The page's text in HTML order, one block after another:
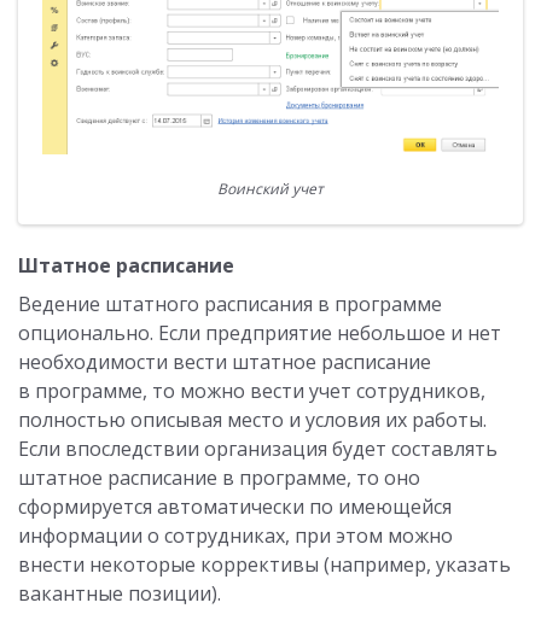
Воинский учет
Штатное расписание
Ведение штатного расписания в программе
опционально. Если предприятие небольшое и нет
необходимости вести штатное расписание
в программе, то можно вести учет сотрудников,
полностью описывая место и условия их работы.
Если впоследствии организация будет составлять
штатное расписание в программе, то оно
сформируется автоматически по имеющейся
информации о сотрудниках, при этом можно
внести некоторые коррективы (например, указать
вакантные позиции).